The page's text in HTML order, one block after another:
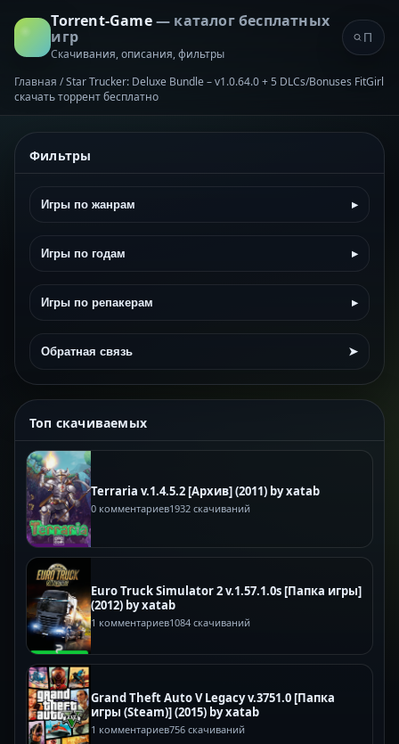
Torrent-Game— каталог бесплатных
игр
Скачивания, описания, фильтры
Главная /Star Trucker: Deluxe Bundle – v1.0.64.0 + 5 DLCs/Bonuses FitGirl
скачать торрент бесплатно
Фильтры
Игры по жанрам ▸
Игры по годам ▸
Игры по репакерам ▸
Обратная связь ➤
Топ скачиваемых
Terraria v.1.4.5.2 [Архив] (2011) by xatab
0 комментариев1932 скачиваний
Euro Truck Simulator 2 v.1.57.1.0s [Папка игры]
(2012) by xatab
1 комментариев1084 скачиваний
Grand Theft Auto V Legacy v.3751.0 [Папка
игры (Steam)] (2015) by xatab
1 комментариев756 скачиваний